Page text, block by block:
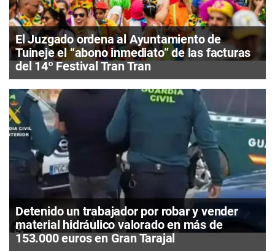
El Juzgado ordena al Ayuntamiento de
Tuineje el “abono inmediato” de las facturas
del 14º Festival Tran Tran
Detenido un trabajador por robar y vender
material hidráulico valorado en más de
153.000 euros en Gran Tarajal